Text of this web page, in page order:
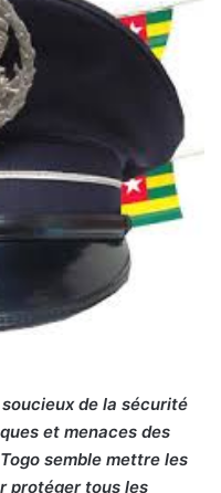
de la sécurité
et menaces des
semble mettre les
protéger tous les